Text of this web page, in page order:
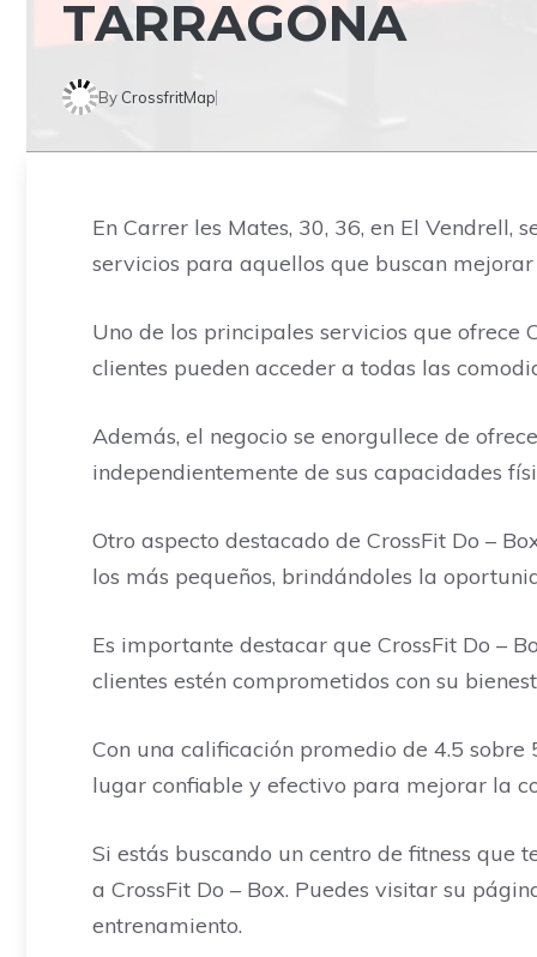
TARRAGONA
By CrossfritMap
En Carrer les Mates, 30, 36, en El Vendrell,
servicios para aquellos que buscan
Uno de los principales servicios que ofrece
clientes pueden acceder a todas las
Además, el negocio se enorgullece de
independientemente de sus capacidades
Otro aspecto destacado de CrossFit Do –
los más pequeños, brindándoles la
Es importante destacar que CrossFit Do –
clientes estén comprometidos con su
Con una calificación promedio de 4.5 sobre
lugar confiable y efectivo para mejorar la
Si estás buscando un centro de fitness
a CrossFit Do – Box. Puedes visitar su
entrenamiento.